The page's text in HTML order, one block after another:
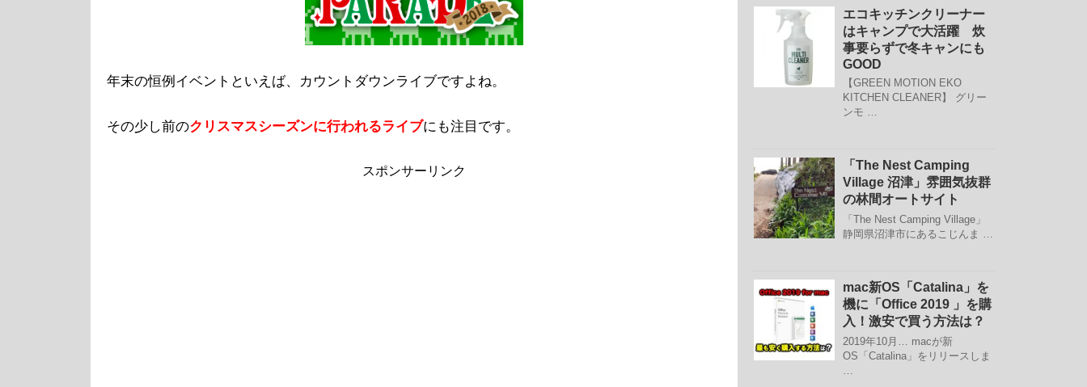
年末の恒例イベントといえば、カウントダウンライブですよね。
その少し前のクリスマスシーズンに行われるライブにも注目です。
スポンサーリンク
エコキッチンクリーナー
はキャンプで大活躍 炊
事要らずで冬キャンにも
GOOD
【GREEN MOTION EKO
KITCHEN CLEANER】 グリー
ンモ …
「The Nest Camping
Village 沼津」雰囲気抜群
の林間オートサイト
「The Nest Camping Village」
静岡県沼津市にあるこじんま …
mac新OS「Catalina」を
機に「Office 2019 」を購
入！激安で買う方法は？
2019年10月… macが新
OS「Catalina」をリリースしま
…